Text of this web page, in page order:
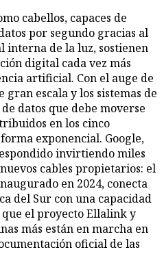
cabellos, capaces de
por segundo gracias al
de la luz, sostienen
digital cada vez más
artificial. Con el auge de
gran escala y los sistemas de
datos que debe moverse
en los cinco
exponencial. Google,
invirtiendo miles
cables propietarios: el
en 2024, conecta
del Sur con una capacidad
el proyecto Ellalink y
más están en marcha en
oficial de las